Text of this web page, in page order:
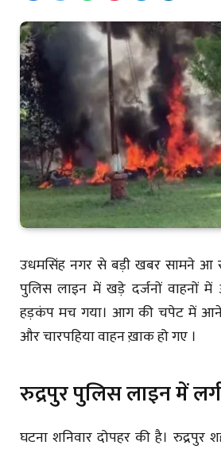
उधमसिंह नगर से बड़ी खबर सामने आ
पुलिस लाइन में खड़े दर्जनों
हड़कंप मच गया। आग की चपेट में
और चारपहिया वाहन ख़ाक हो गए ।
रुद्रपुर पुलिस लाइन में
घटना शनिवार दोपहर की है।